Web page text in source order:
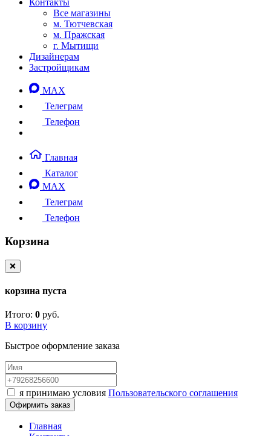
Контакты
Все магазины
м. Тютчевская
м. Пражская
г. Мытищи
Дизайнерам
Застройщикам
MAX
Телеграм
Телефон
Главная
Каталог
MAX
Телеграм
Телефон
Корзина
❌
корзина пуста
Итого: 0 руб.
В корзину
Быстрое оформление заказа
я принимаю условия Пользовательского соглашения
Офирмить заказ
Главная